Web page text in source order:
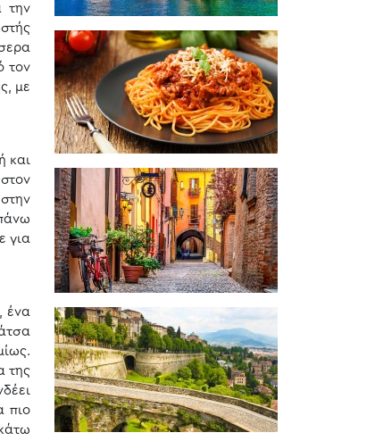
την
τον
με
και
για
ένα
της
πιο